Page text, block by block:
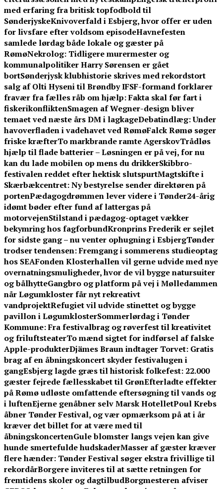
med erfaring fra britisk topfodbold til
SønderjyskeKnivoverfald i Esbjerg, hvor offer er uden
for livsfare efter voldsom episodeHavnefesten
samlede lørdag både lokale og gæster på
RømøNekrolog: Tidligere murermester og
kommunalpolitiker Harry Sørensen er gået
bortSønderjysk klubhistorie skrives med rekordstort
salg af Olti Hyseni til Brøndby IFSF-formand forklarer
fravær fra fælles råb om hjælp: Fakta skal før fart i
fiskerikonfliktenSmagen af Wegner-design bliver
temaet ved næste års DM i lagkageDebatindlæg: Under
havoverfladen i vadehavet ved RømøFalck Rømø søger
friske kræfterTo markbrande ramte AgerskovTrådløs
hjælp til flade batterier – Løsningen er på vej, for nu
kan du lade mobilen op mens du drikkerSkibbro-
festivalen reddet efter hektisk slutspurtMagtskifte i
Skærbækcentret: Ny bestyrelse sender direktøren på
portenPædagogdrømmen lever videre i Tønder24-årig
idømt bøder efter fund af lattergas på
motorvejenStilstand i pædagog-optaget vækker
bekymring hos fagforbundKronprins Frederik er sejlet
for sidste gang – nu venter ophugning i EsbjergTønder
trodser tendensen: Fremgang i sommerens studieoptag
hos SEAFonden Klosterhallen vil gerne udvide med nye
overnatningsmuligheder, hvor de vil bygge natursuiter
og bålhytteGangbro og platform på vej i Mølledammen
når Løgumkloster får nyt rekreativt
vandprojektRefugiet vil udvide stinettet og bygge
pavillon i LøgumklosterSommerlørdag i Tønder
Kommune: Fra festivalbrag og røverfest til kreativitet
og friluftsteaterTo mænd sigtet for indførsel af falske
Apple-produkterDjämes Braun indtager Torvet: Gratis
brag af en åbningskoncert skyder festivalugen i
gangEsbjerg lagde græs til historisk folkefest: 22.000
gæster fejrede fællesskabet til GrønEfterladte effekter
på Rømø udløste omfattende eftersøgning til vands og
i luftenEjerne genåbner selv Marsk HotelletPoul Krebs
åbner Tønder Festival, og vær opmærksom på at i år
kræver det billet for at være med til
åbningskoncertenGule blomster langs vejen kan give
hunde smertefulde hudskaderMasser af gæster kræver
flere hænder: Tønder Festival søger ekstra frivillige til
rekordårBorgere inviteres til at sætte retningen for
fremtidens skoler og dagtilbudBorgmesteren afviser